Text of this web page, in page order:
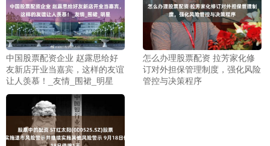
中国股票配资企业 赵露思给好
友新店开业当嘉宾，这样的友谊
让人羡慕！_友情_围裙_明星
怎么办理股票配资 拉芳家化修
订对外担保管理制度，强化风险
管控与决策程序